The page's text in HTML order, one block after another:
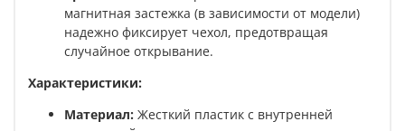
магнитная застежка (в зависимости от модели)
надежно фиксирует чехол, предотвращая
случайное открывание.
Характеристики:
Материал: Жесткий пластик с внутренней